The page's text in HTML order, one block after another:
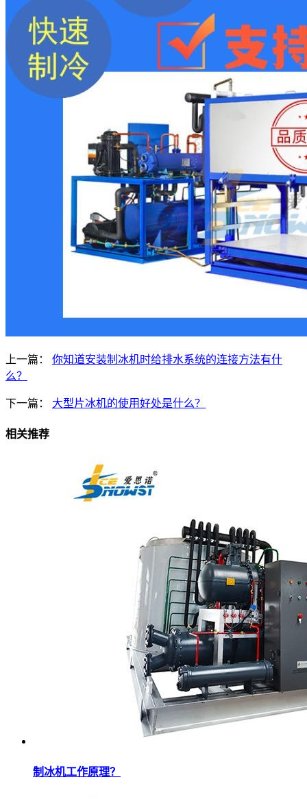
上一篇：
你知道安装制冰机时给排水系统的连接方法有什
么？
下一篇： 大型片冰机的使用好处是什么？
相关推荐
制冰机工作原理？